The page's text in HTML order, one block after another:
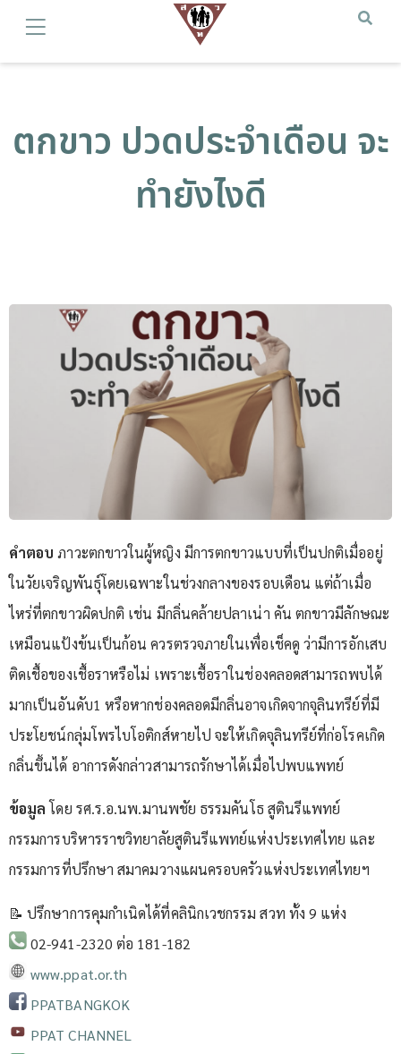
ตกขาว ปวดประจำเดือน จะ
ทำยังไงดี
คำตอบภาวะตกขาวในผู้หญิง มีการตกขาวแบบที่เป็นปกติเมื่ออยู่
ในวัยเจริญพันธุ์โดยเฉพาะในช่วงกลางของรอบเดือน แต่ถ้าเมื่อ
ไหร่ที่ตกขาวผิดปกติ เช่น มีกลิ่นคล้ายปลาเน่า คัน ตกขาวมีลักษณะ
เหมือนแป้งข้นเป็นก้อน ควรตรวจภายในเพื่อเช็คดู ว่ามีการอักเสบ
ติดเชื้อของเชื้อราหรือไม่ เพราะเชื้อราในช่องคลอดสามารถพบได้
มากเป็นอันดับ1 หรือหากช่องคลอดมีกลิ่นอาจเกิดจากจุลินทรีย์ที่มี
ประโยชน์กลุ่มโพรไบโอติกส์หายไป จะให้เกิดจุลินทรีย์ที่ก่อโรคเกิด
กลิ่นขึ้นได้ อาการดังกล่าวสามารถรักษาได้เมื่อไปพบแพทย์
ข้อมูล โดย รศ.ร.อ.นพ.มานพชัย ธรรมคันโธ สูตินรีแพทย์
กรรมการบริหารราชวิทยาลัยสูตินรีแพทย์แห่งประเทศไทย และ
กรรมการที่ปรึกษา สมาคมวางแผนครอบครัวแห่งประเทศไทยฯ
📝 ปรึกษาการคุมกำเนิดได้ที่คลินิกเวชกรรม สวท ทั้ง 9 แห่ง
02-941-2320 ต่อ 181-182
www.ppat.or.th
PPATBANGKOK
PPAT CHANNEL